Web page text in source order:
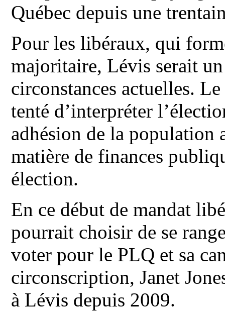
Québec depuis une
Pour les libéraux, qui
majoritaire, Lévis serait
circonstances actuelles.
tenté d’interpréter
adhésion de la population
matière de finances
élection.
En ce début de mandat
pourrait choisir de se
voter pour le PLQ et sa
circonscription, Janet
à Lévis depuis 2009.